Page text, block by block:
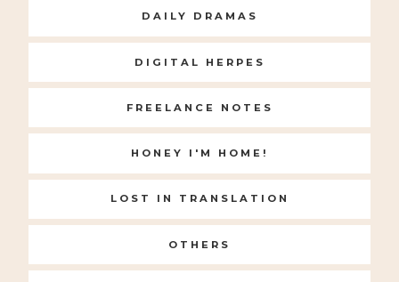
DAILY DRAMAS
DIGITAL HERPES
FREELANCE NOTES
HONEY I'M HOME!
LOST IN TRANSLATION
OTHERS